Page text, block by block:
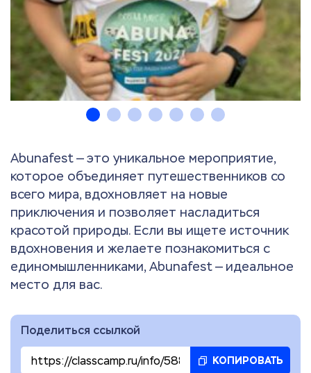
Abunafest — это уникальное мероприятие,
которое объединяет путешественников со
всего мира, вдохновляет на новые
приключения и позволяет насладиться
красотой природы. Если вы ищете источник
вдохновения и желаете познакомиться с
единомышленниками, Abunafest — идеальное
место для вас.
Поделиться ссылкой
КОПИРОВАТЬ